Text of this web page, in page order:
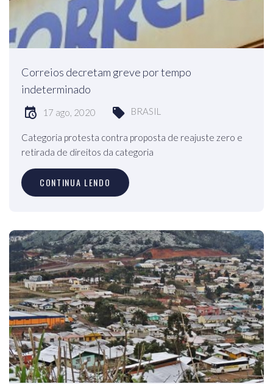
Correios decretam greve por tempo
indeterminado
17 ago, 2020 BRASIL
Categoria protesta contra proposta de reajuste zero e
retirada de direitos da categoria
CONTINUA LENDO